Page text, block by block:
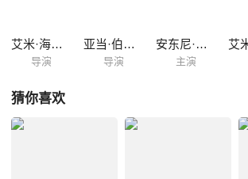
艾米·海克林
导演
亚当·伯恩斯坦
导演
安东尼·霍利迪
主演
猜你喜欢